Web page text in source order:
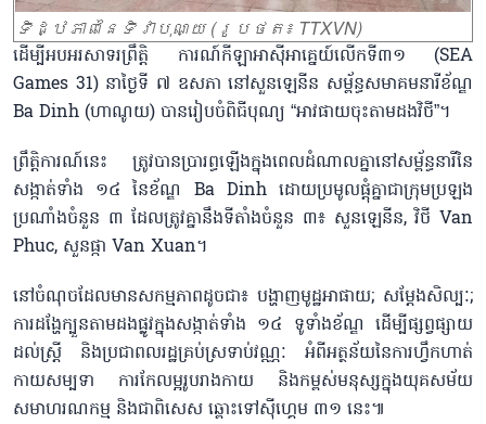
ទិដ្ឋភាពនៃទិវាបុណ្យ (រូបថត៖ TTXVN)
ដើម្បីអបអរសាទរព្រឹត្តិ ការណ៍កីឡាអាស៊ីអាគ្នេយ៍លើកទី៣១ (SEA
Games 31) នាថ្ងៃទី ៧ ឧសភា នៅសួនឡេនីន សម្ព័ន្ធសមាគមនារីខ័ណ្ឌ
Ba Dinh (ហាណូយ) បានរៀបចំពិធីបុណ្យ “អាវផាយចុះតាមដងវិថី”។
ព្រឹត្តិការណ៍នេះ ត្រូវបានប្រារព្ធឡើងក្នុងពេលដំណាលគ្នានៅសម្ព័ន្ធនារីនៃ
សង្កាត់ទាំង ១៤ នៃខ័ណ្ឌ Ba Dinh ដោយប្រមូលផ្តុំគ្នាជាក្រុមប្រឡង
ប្រណាំងចំនួន ៣ ដែលត្រូវគ្នានឹងទីតាំងចំនួន ៣៖ សួនឡេនីន, វិថី Van
Phuc, សួនផ្កា Van Xuan។
នៅចំណុចដែលមានសកម្មភាពដូចជា៖ បង្ហាញមូដ្ឋអាផាយ; សម្តែងសិល្បៈ;
ការដង្ហែក្បួនតាមដងផ្លូវក្នុងសង្កាត់ទាំង ១៤ ទូទាំងខ័ណ្ឌ ដើម្បីផ្សព្វផ្សាយ
ដល់ស្ត្រី និងប្រជាពលរដ្ឋគ្រប់ស្រទាប់វណ្ណៈ អំពីអត្ថន័យនៃការហ្វឹកហាត់
កាយសម្បទា ការកែលម្អរូបរាងកាយ និងកម្ពស់មនុស្សក្នុងយុគសម័យ
សមាហរណកម្ម និងជាពិសេស ឆ្ពោះទៅស៊ីហ្គេម ៣១ នេះ៕